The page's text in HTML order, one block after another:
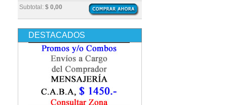
Embriología
Enfermería
Epidemiología
Farmacia / Farmacología
Fisiatría / Kinesiología
Fisiología / Fisiopatología
Fonoaudiología
Subtotal: $ 0,00
DESTACADOS